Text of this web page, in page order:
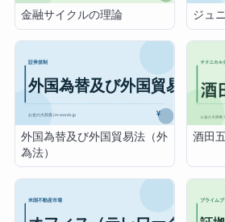
金融サイクルの理論 ジュ
外国為替及び外国貿易法（外
為法）
酒田